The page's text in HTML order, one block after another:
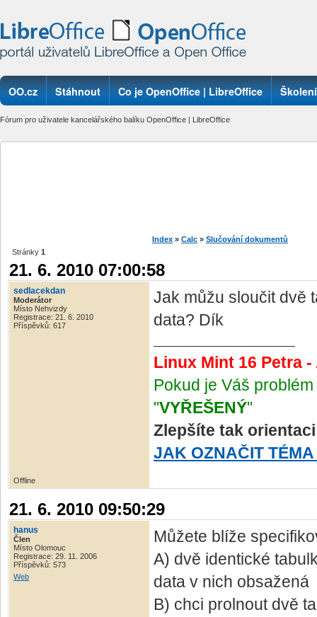
OO.cz Stáhnout Co je OpenOffice | LibreOffice Školení
Fórum pro uživatele kancelářského balíku OpenOffice | LibreOffice
Index » Calc » Slučování dokumentů
Stránky 1
21. 6. 2010 07:00:58
sedlacekdan
Moderátor
Místo Nehvizdy
Registrace: 21. 6. 2010
Příspěvků: 617
Jak můžu sloučit dvě
data? Dík
Linux Mint 16 Petra
Pokud je Váš
"VYŘEŠENÝ"
Zlepšíte tak
JAK OZNAČIT TÉMA
Offline
21. 6. 2010 09:50:29
hanus
Člen
Místo Olomouc
Registrace: 29. 11. 2006
Příspěvků: 573
Web
Můžete blíže
A) dvě identické
data v nich obsažená
B) chci prolnout dvě